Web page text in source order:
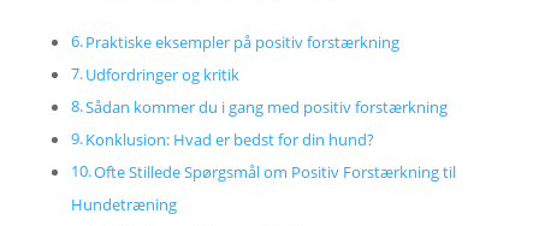
Praktiske eksempler på positiv forstærkning
Udfordringer og kritik
Sådan kommer du i gang med positiv forstærkning
Konklusion: Hvad er bedst for din hund?
Ofte Stillede Spørgsmål om Positiv Forstærkning til
Hundetræning